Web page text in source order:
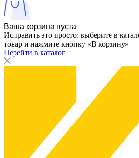
Ваша корзина пуста
Исправить это просто: выберите в
товар и нажмите кнопку «В корзину»
Перейти в каталог